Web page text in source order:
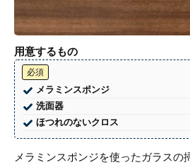
用意するもの
必須
メラミンスポンジ
洗面器
ほつれのないクロス
メラミンスポンジを使ったガラスの